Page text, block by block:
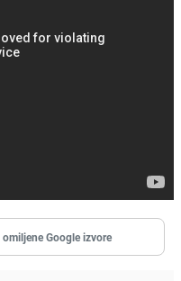
Google izvore